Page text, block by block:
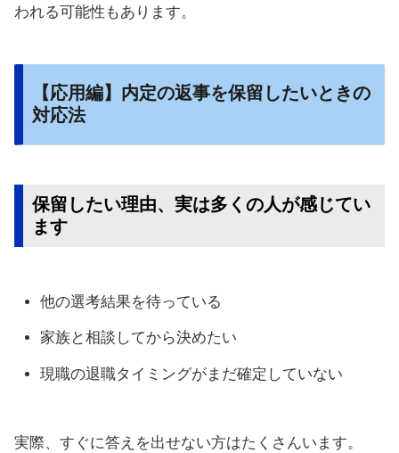
われる可能性もあります。
【応用編】内定の返事を保留したいときの
対応法
保留したい理由、実は多くの人が感じてい
ます
他の選考結果を待っている
家族と相談してから決めたい
現職の退職タイミングがまだ確定していない
実際、すぐに答えを出せない方はたくさんいます。